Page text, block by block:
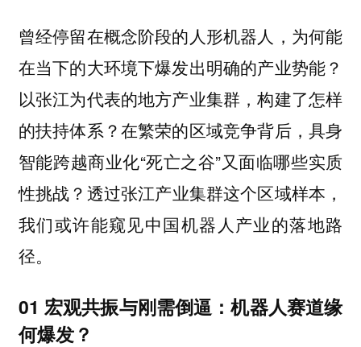
曾经停留在概念阶段的人形机器人，为何能
在当下的大环境下爆发出明确的产业势能？
以张江为代表的地方产业集群，构建了怎样
的扶持体系？在繁荣的区域竞争背后，具身
智能跨越商业化“死亡之谷”又面临哪些实质
性挑战？ 透过张江产业集群这个区域样本，
我们或许能窥见中国机器人产业的落地路
径。
01 宏观共振与刚需倒逼：机器人赛道缘
何爆发？